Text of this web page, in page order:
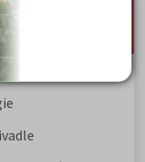
a čtenářsky